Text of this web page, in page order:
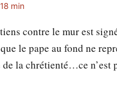
min
contre le mur est
le pape au fond ne
la chrétienté…ce n’est